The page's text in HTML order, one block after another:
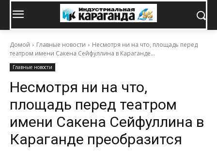
Домой Главные новости
Несмотря ни на что, площадь перед
театром имени Сакена Сейфуллина в Караганде...
Главные новости
Несмотря ни на что,
площадь перед театром
имени Сакена Сейфуллина в
Караганде преобразится